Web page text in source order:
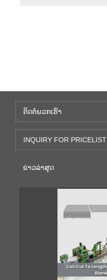
ຕິດ​ຕໍ່​ພວກ​ເຮົາ
INQUIRY FOR PRICELIST
ຂ່າວ​ລ່າ​ສຸດ